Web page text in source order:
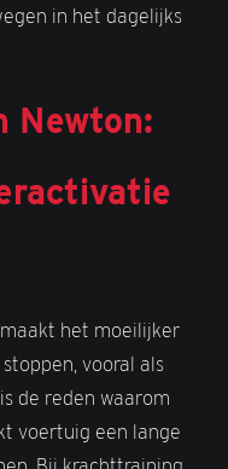
in het dagelijks
Newton:
het moeilijker
vooral als
de reden waarom
voertuig een lange